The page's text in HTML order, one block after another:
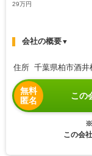
29万円
会社の概要▼
住所 千葉県柏市酒井
無料
匿名
この
※
この会